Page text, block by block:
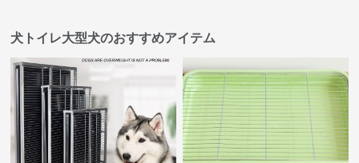
犬トイレ大型犬のおすすめアイテム